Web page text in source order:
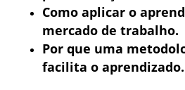
Como aplicar o
mercado de trabalho.
Por que uma
facilita o aprendizado.